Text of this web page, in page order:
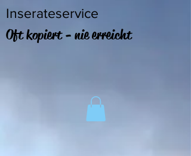
Inserateservice
Oft kopiert - nie erreicht